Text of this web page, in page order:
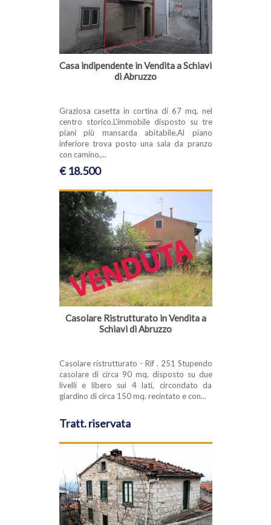
Casa indipendente in Vendita a Schiavi
di Abruzzo
Graziosa casetta in cortina di 67 mq. nel
centro storico.L'immobile disposto su tre
piani più mansarda abitabile.Al piano
inferiore trova posto una sala da pranzo
con camino,...
€ 18.500
Casolare Ristrutturato in Vendita a
Schiavi di Abruzzo
Casolare ristrutturato - Rif . 251 Stupendo
casolare di circa 90 mq. disposto su due
livelli e libero sui 4 lati, circondato da
giardino di circa 150 mq. recintato e con...
Tratt. riservata